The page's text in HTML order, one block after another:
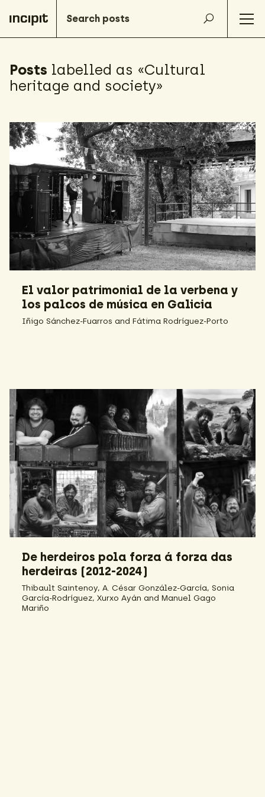
Posts labelled as «Cultural
heritage and society»
El valor patrimonial de la verbena y
los palcos de música en Galicia
Iñigo Sánchez-Fuarros and Fátima Rodríguez-Porto
De herdeiros pola forza á forza das
herdeiras (2012-2024)
Thibault Saintenoy, A. César González-García, Sonia
García-Rodríguez, Xurxo Ayán and Manuel Gago
Mariño